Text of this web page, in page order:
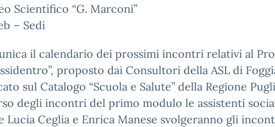
Scientifico “G. Marconi”
– Sedi
il calendario dei prossimi incontri relativi al
proposto dai Consultori della ASL di
sul Catalogo “Scuola e Salute” della Regione
degli incontri del primo modulo le assistenti
Lucia Ceglia e Enrica Manese svolgeranno gli